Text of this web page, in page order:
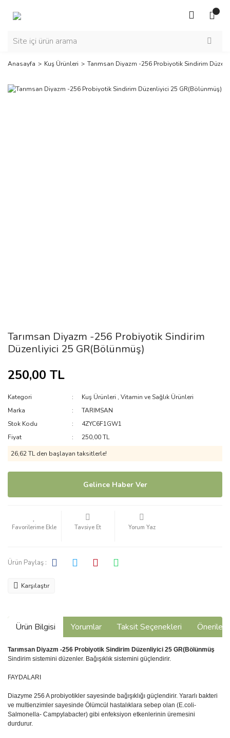
Anasayfa Kuş Ürünleri Tarımsan Diyazm -256 Probiyotik Sindirim
Tarımsan Diyazm -256 Probiyotik Sindirim
Düzenliyici 25 GR(Bölünmüş)
250,00 TL
Kategori Kuş Ürünleri ,Vitamin ve Sağlık Ürünleri
Marka
TARIMSAN
Stok Kodu
4ZYC6F1GW1
Fiyat
250,00 TL
26,62 TL den başlayan taksitlerle!
Gelince Haber Ver
Tavsiye Et Yorum Yaz
Ürün Paylaş :
Karşılaştır
Ürün Bilgisi Yorumlar Taksit Seçenekleri
Tarımsan Diyazm -256 Probiyotik Sindirim Düzenliyici 25 GR(Bölünmüş
Sindirim sistemini düzenler. Bağışıklık sistemini güçlendirir.
FAYDALARI
Diazyme 256 A probiyotikler sayesinde bağışıklığı güçlendirir. Yararlı bakteri
ve multienzimler sayesinde Ölümcül hastalıklara sebep olan (E.coli-
Salmonella- Campylabacter) gibi enfeksiyon etkenlerinin üremesini
durdurur.